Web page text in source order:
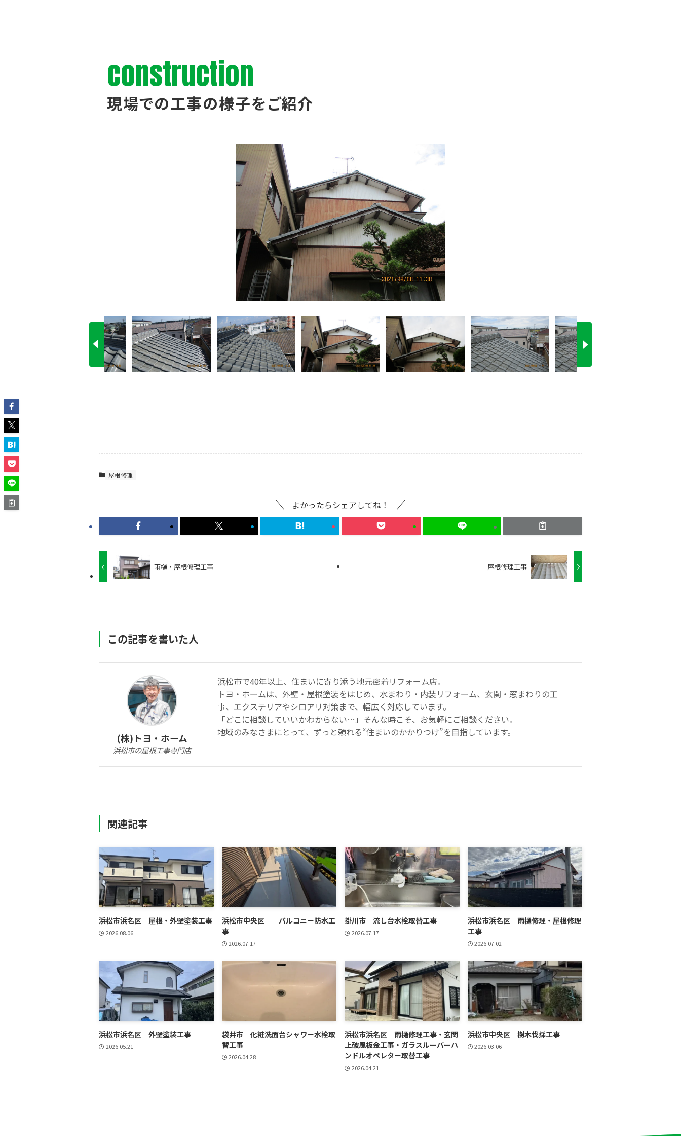
construction
現場での工事の様子をご紹介
屋根修理
よかったらシェアしてね！
雨樋・屋根修理工事 屋根修理工事
この記事を書いた人
(株)トヨ・ホーム
浜松市の屋根工事専門店
浜松市で40年以上、住まいに寄り添う地元密着リフォーム店。
トヨ・ホームは、外壁・屋根塗装をはじめ、水まわり・内装リフォーム、玄関・窓まわりの工
事、エクステリアやシロアリ対策まで、幅広く対応しています。
「どこに相談していいかわからない…」そんな時こそ、お気軽にご相談ください。
地域のみなさまにとって、ずっと頼れる“住まいのかかりつけ”を目指しています。
関連記事
浜松市浜名区 屋根・外壁塗装工事
2026.08.06
浜松市中央区 バルコニー防水工
事
2026.07.17
掛川市 流し台水栓取替工事
2026.07.17
浜松市浜名区 雨樋修理・屋根修理
工事
2026.07.02
浜松市浜名区 外壁塗装工事
2026.05.21
袋井市 化粧洗面台シャワー水栓取
替工事
2026.04.28
浜松市浜名区 雨樋修理工事・玄関
上破風板金工事・ガラスルーバーハ
ンドルオペレター取替工事
2026.04.21
浜松市中央区 樹木伐採工事
2026.03.06